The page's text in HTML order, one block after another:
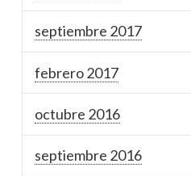
septiembre 2017
febrero 2017
octubre 2016
septiembre 2016